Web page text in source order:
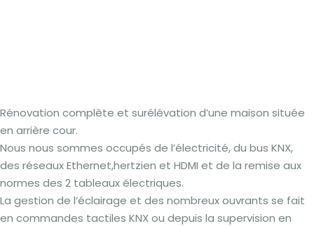
Rénovation complète et surélévation d’une maison située
en arrière cour.
Nous nous sommes occupés de l’électricité, du bus KNX,
des réseaux Ethernet,hertzien et HDMI et de la remise aux
normes des 2 tableaux électriques.
La gestion de l’éclairage et des nombreux ouvrants se fait
en commandes tactiles KNX ou depuis la supervision en